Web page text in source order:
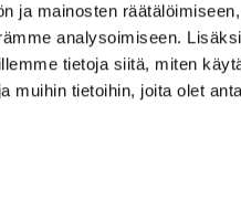
ja mainosten
analysoimiseen.
tietoja siitä, miten
muihin tietoihin, joita olet